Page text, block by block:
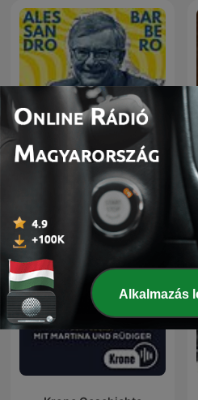
Alessandro Barbero
Podcast - La Storia
Alkalmazás